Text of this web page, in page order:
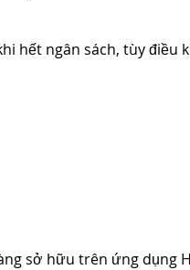
hết ngân sách, tùy điều
sở hữu trên ứng dụng